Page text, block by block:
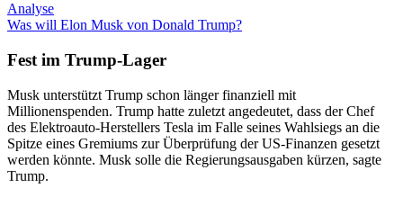
Analyse
Was will Elon Musk von Donald Trump?
Fest im Trump-Lager
Musk unterstützt Trump schon länger finanziell mit
Millionenspenden. Trump hatte zuletzt angedeutet, dass der Chef
des Elektroauto-Herstellers Tesla im Falle seines Wahlsiegs an die
Spitze eines Gremiums zur Überprüfung der US-Finanzen gesetzt
werden könnte. Musk solle die Regierungsausgaben kürzen, sagte
Trump.